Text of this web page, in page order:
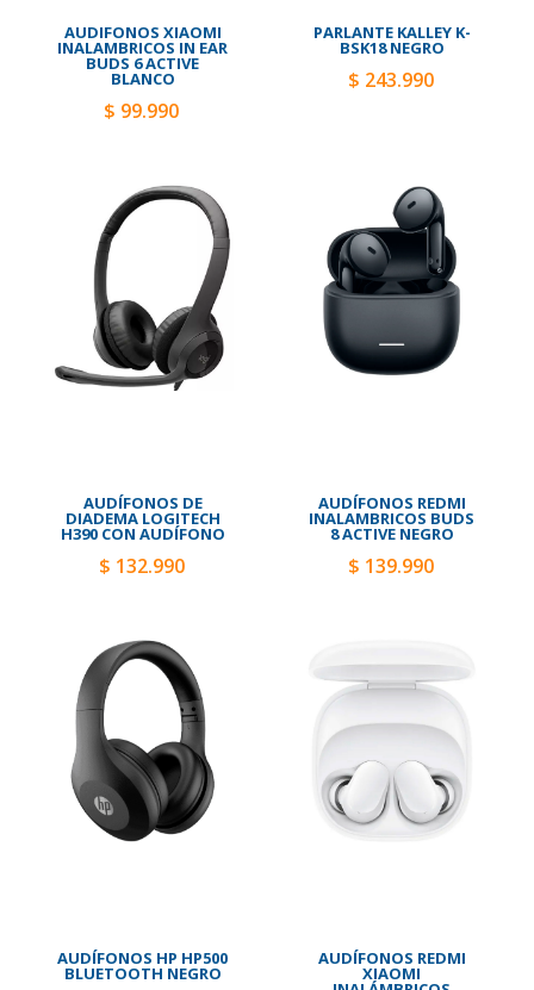
AUDIFONOS XIAOMI
INALAMBRICOS IN EAR
BUDS 6 ACTIVE
BLANCO
$ 99.990
PARLANTE KALLEY K-
BSK18 NEGRO
$ 243.990
AUDÍFONOS DE
DIADEMA LOGITECH
H390 CON AUDÍFONO
$ 132.990
AUDÍFONOS REDMI
INALAMBRICOS BUDS
8 ACTIVE NEGRO
$ 139.990
AUDÍFONOS HP HP500
BLUETOOTH NEGRO
AUDÍFONOS REDMI
XIAOMI